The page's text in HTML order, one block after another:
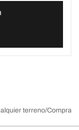
terreno Compra